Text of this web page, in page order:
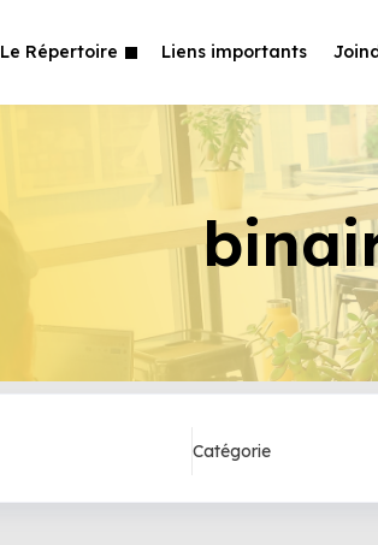
Le Répertoire Liens importants
Catégorie